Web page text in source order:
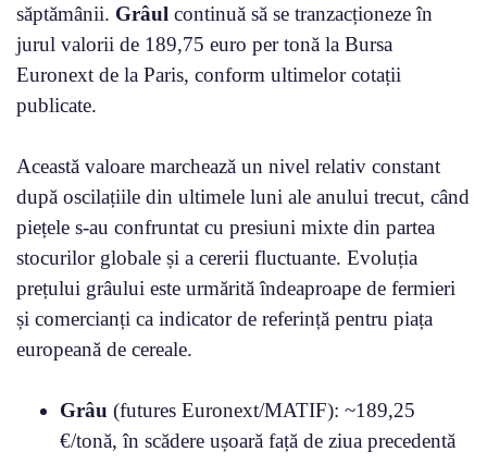
săptămânii. Grâul continuă să se tranzacționeze în
jurul valorii de 189,75 euro per tonă la Bursa
Euronext de la Paris, conform ultimelor cotații
publicate.
Această valoare marchează un nivel relativ constant
după oscilațiile din ultimele luni ale anului trecut, când
piețele s-au confruntat cu presiuni mixte din partea
stocurilor globale și a cererii fluctuante. Evoluția
prețului grâului este urmărită îndeaproape de fermieri
și comercianți ca indicator de referință pentru piața
europeană de cereale.
Grâu (futures Euronext/MATIF): ~189,25
€/tonă, în scădere ușoară față de ziua precedentă